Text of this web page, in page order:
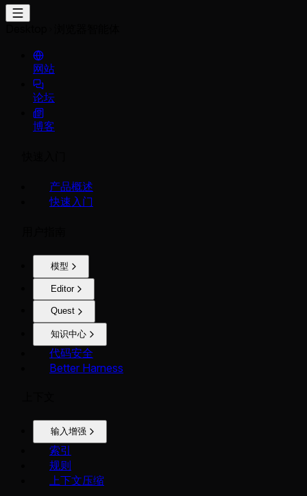
网站
论坛
博客
产品概述
快速入门
模型
Editor
Quest
知识中心
代码安全
Better Harness
输入增强
索引
规则
上下文压缩